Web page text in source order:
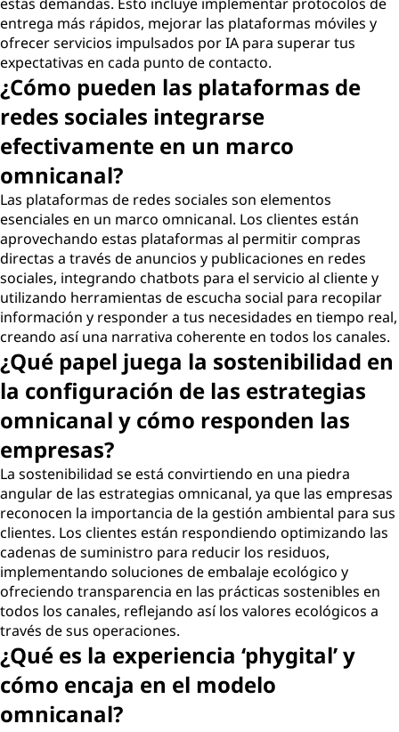
entrega más rápidos, mejorar las plataformas móviles y
ofrecer servicios impulsados por IA para superar tus
expectativas en cada punto de contacto.
¿Cómo pueden las plataformas de
redes sociales integrarse
efectivamente en un marco
omnicanal?
Las plataformas de redes sociales son elementos
esenciales en un marco omnicanal. Los clientes están
aprovechando estas plataformas al permitir compras
directas a través de anuncios y publicaciones en redes
sociales, integrando chatbots para el servicio al cliente y
utilizando herramientas de escucha social para recopilar
información y responder a tus necesidades en tiempo real,
creando así una narrativa coherente en todos los canales.
¿Qué papel juega la sostenibilidad en
la configuración de las estrategias
omnicanal y cómo responden las
empresas?
La sostenibilidad se está convirtiendo en una piedra
angular de las estrategias omnicanal, ya que las empresas
reconocen la importancia de la gestión ambiental para sus
clientes. Los clientes están respondiendo optimizando las
cadenas de suministro para reducir los residuos,
implementando soluciones de embalaje ecológico y
ofreciendo transparencia en las prácticas sostenibles en
todos los canales, reflejando así los valores ecológicos a
través de sus operaciones.
¿Qué es la experiencia ‘phygital’ y
cómo encaja en el modelo
omnicanal?